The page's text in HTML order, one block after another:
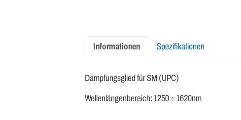
Informationen Spezifikationen
Dämpfungsglied für SM (UPC)
Wellenlängenbereich: 1250 ÷ 1620nm